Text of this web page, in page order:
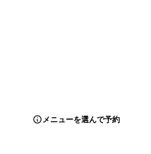
メニューを選んで予約